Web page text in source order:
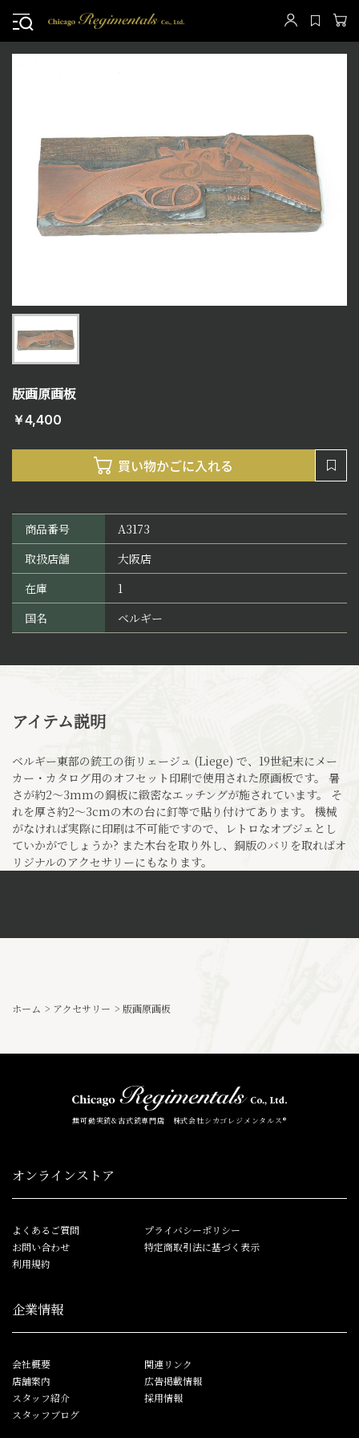
版画原画板
￥4,400
商品番号
A3173
取扱店舗
大阪店
在庫
1
国名
ベルギー
アイテム説明
ベルギー東部の銃工の街リェージュ (Liege) で、19世紀末にメー
カー・カタログ用のオフセット印刷で使用された原画板です。 暑
さが約2～3mmの銅板に緻密なエッチングが施されています。 そ
れを厚さ約2～3cmの木の台に釘等で貼り付けてあります。 機械
がなければ実際に印刷は不可能ですので、レトロなオブジェとし
ていかがでしょうか? また木台を取り外し、銅版のバリを取ればオ
リジナルのアクセサリーにもなります。
ホーム > アクセサリー > 版画原画板
無可動実銃&古式銃専門店 株式会社シカゴレジメンタルス®
オンラインストア
よくあるご質問
お問い合わせ
利用規約
プライバシーポリシー
特定商取引法に基づく表示
企業情報
会社概要
店舗案内
スタッフ紹介
スタッフブログ
関連リンク
広告掲載情報
採用情報